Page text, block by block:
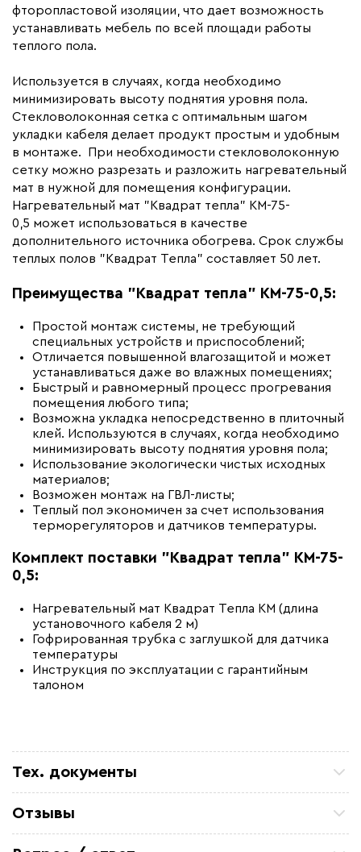
Толщина (мм)
Длина установочного провода, м
Гарантия (год)
Срок службы(год)
Вес (кг) 0.7
Коллекция "Квадрат тепла" СТН-КМ
Бренд
фторопластовой изоляции, что дает возможность
устанавливать мебель по всей площади работы
теплого пола.
Используется в случаях, когда необходимо
минимизировать высоту поднятия уровня пола.
Стекловолоконная сетка с оптимальным шагом
укладки кабеля делает продукт простым и удобным
в монтаже. При необходимости стекловолоконную
сетку можно разрезать и разложить нагревательный
мат в нужной для помещения конфигурации.
Нагревательный мат "Квадрат тепла" КМ-75-
0,5 может использоваться в качестве
дополнительного источника обогрева. Срок службы
теплых полов "Квадрат Тепла" составляет 50 лет.
Преимущества "Квадрат тепла" КМ-75-0,5:
Простой монтаж системы, не требующий
специальных устройств и приспособлений;
Отличается повышенной влагозащитой и может
устанавливаться даже во влажных помещениях;
Быстрый и равномерный процесс прогревания
помещения любого типа;
Возможна укладка непосредственно в плиточный
клей. Используются в случаях, когда необходимо
минимизировать высоту поднятия уровня пола;
Использование экологически чистых исходных
материалов;
Возможен монтаж на ГВЛ-листы;
Теплый пол экономичен за счет использования
терморегуляторов и датчиков температуры.
Комплект поставки "Квадрат тепла" КМ-75-
0,5:
Нагревательный мат Квадрат Тепла KM (длина
установочного кабеля 2 м)
Гофрированная трубка с заглушкой для датчика
температуры
Инструкция по эксплуатации с гарантийным
талоном
Тех. документы
Сертификат соответствия - СТН Квадрат Тепла
Отзывы